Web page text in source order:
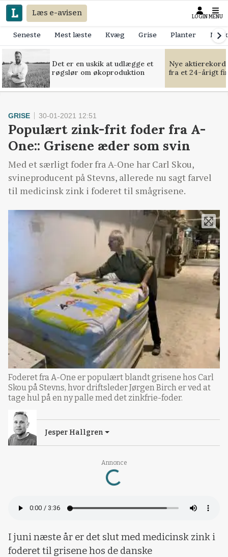
Læs e-avisen LOGIN MENU
Seneste Mest læste Kvæg Grise Planter
Det er en uskik at udlægge et
røgslør om økoproduktion
Nye
fra et 24-årigt
Annonce
Loading...
GRISE 30-01-2021 12:51
Populært zink-frit foder fra A-
One:: Grisene æder som svin
Med et særligt foder fra A-One har Carl Skou,
svineproducent på Stevns, allerede nu sagt farvel
til medicinsk zink i foderet til smågrisene.
Foderet fra A-One er populært blandt grisene hos Carl
Skou på Stevns, hvor driftsleder Jørgen Birch er ved at
tage hul på en ny palle med det zinkfrie-foder.
Jesper Hallgren
I juni næste år er det slut med medicinsk zink i
foderet til grisene hos de danske